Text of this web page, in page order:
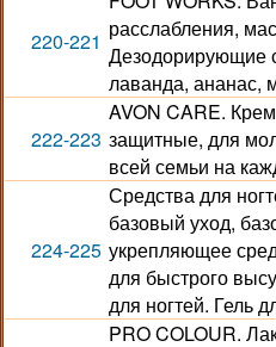
220-221 расслабления,
Дезодорирующие
лаванда, ананас,
222-223
AVON CARE.
защитные, для
всей семьи на
224-225
Средства для
базовый уход,
укрепляющее
для быстрого
для ногтей. Гель
PRO COLOUR.